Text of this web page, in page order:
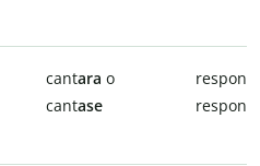
cantara o
cantase
respond
respond